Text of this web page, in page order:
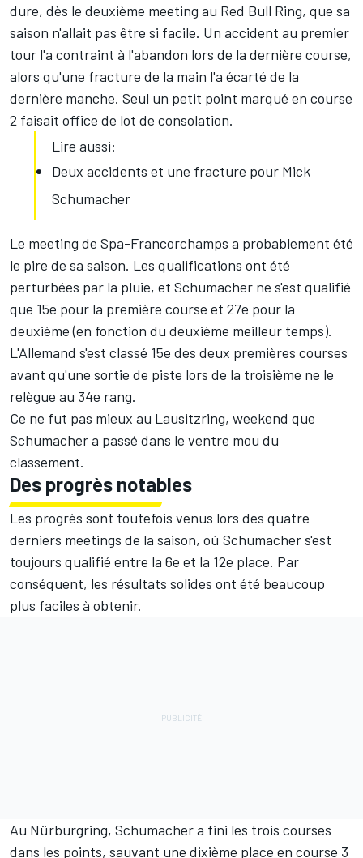
dure, dès le deuxième meeting au Red Bull Ring, que sa
saison n'allait pas être si facile. Un accident au premier
tour l'a contraint à l'abandon lors de la dernière course,
alors qu'une fracture de la main l'a écarté de la
dernière manche. Seul un petit point marqué en course
2 faisait office de lot de consolation.
Lire aussi:
Deux accidents et une fracture pour Mick
Schumacher
Le meeting de Spa-Francorchamps a probablement été
le pire de sa saison. Les qualifications ont été
perturbées par la pluie, et Schumacher ne s'est qualifié
que 15e pour la première course et 27e pour la
deuxième (en fonction du deuxième meilleur temps).
L'Allemand s'est classé 15e des deux premières courses
avant qu'une sortie de piste lors de la troisième ne le
relègue au 34e rang.
Ce ne fut pas mieux au Lausitzring, weekend que
Schumacher a passé dans le ventre mou du
classement.
Des progrès notables
Les progrès sont toutefois venus lors des quatre
derniers meetings de la saison, où Schumacher s'est
toujours qualifié entre la 6e et la 12e place. Par
conséquent, les résultats solides ont été beaucoup
plus faciles à obtenir.
Au Nürburgring, Schumacher a fini les trois courses
dans les points, sauvant une dixième place en course 3